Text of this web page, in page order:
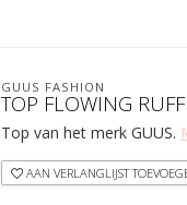
GUUS FASHION
TOP FLOWING
Top van het merk GUUS.
AAN VERLANGLIJST